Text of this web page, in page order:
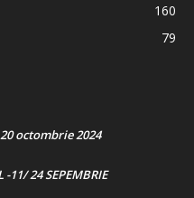
160
79
octombrie 2024
11/ 24 SEPEMBRIE